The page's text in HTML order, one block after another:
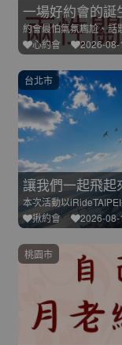
一場好約會的誕
約會最怕氣氛尷尬、話
心約會
2026-08-
讓我們一起飛起
本次活動以
揪約會
2026-08-
台北市
桃園市